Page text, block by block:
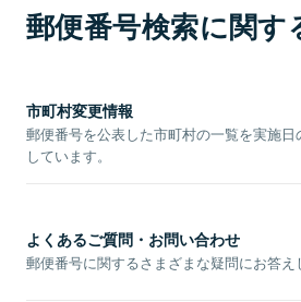
郵便番号検索に関す
市町村変更情報
郵便番号を公表した市町村の一覧を実施
しています。
よくあるご質問・お問い合わせ
郵便番号に関するさまざまな疑問にお答え